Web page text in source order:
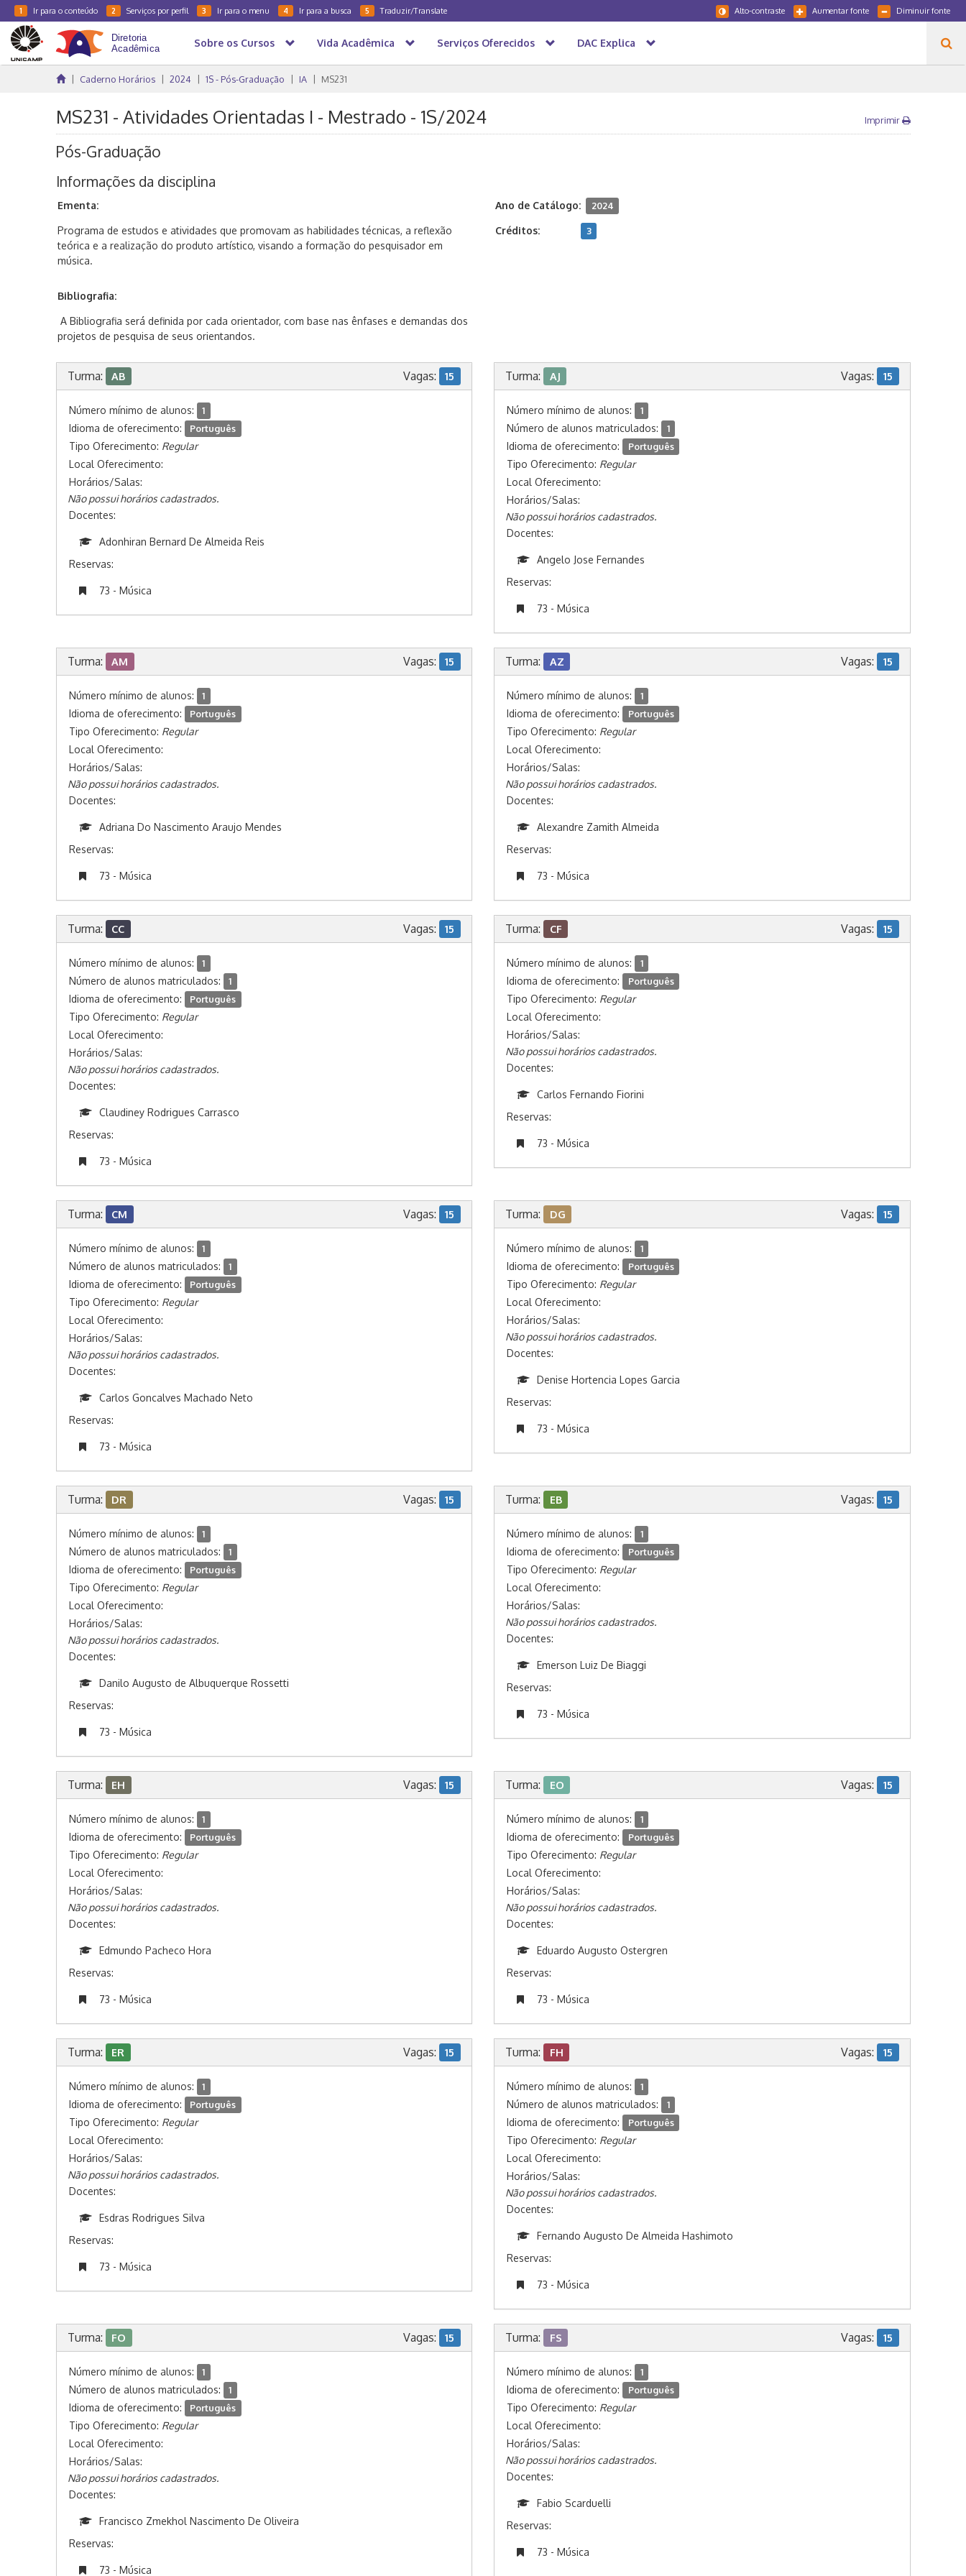
1 Ir para o conteúdo 2 Serviços por perfil 3 Ir para o menu 4 Ir para a busca 5 Traduzir/Translate Diminuir fonte
Aumentar fonte
Alto-contraste
Sobre os Cursos Vida Acadêmica Serviços Oferecidos DAC Explica
Caderno Horários 2024 1S - Pós-Graduação IA MS231
MS231 - Atividades Orientadas I - Mestrado - 1S/2024 Imprimir
Pós-Graduação
Informações da disciplina
Ementa:
Programa de estudos e atividades que promovam as habilidades técnicas, a reflexão
teórica e a realização do produto artístico, visando a formação do pesquisador em
música.
Bibliografia:
A Bibliografia será definida por cada orientador, com base nas ênfases e demandas dos
projetos de pesquisa de seus orientandos.
Ano de Catálogo: 2024
Créditos: 3
Turma: AB Vagas: 15
Número mínimo de alunos: 1
Idioma de oferecimento: Português
Tipo Oferecimento: Regular
Local Oferecimento:
Horários/Salas:
Não possui horários cadastrados.
Docentes:
Adonhiran Bernard De Almeida Reis
Reservas:
73 - Música
Turma: AJ Vagas: 15
Número mínimo de alunos: 1
Número de alunos matriculados: 1
Idioma de oferecimento: Português
Tipo Oferecimento: Regular
Local Oferecimento:
Horários/Salas:
Não possui horários cadastrados.
Docentes:
Angelo Jose Fernandes
Reservas:
73 - Música
Turma: AM Vagas: 15
Número mínimo de alunos: 1
Idioma de oferecimento: Português
Tipo Oferecimento: Regular
Local Oferecimento:
Horários/Salas:
Não possui horários cadastrados.
Docentes:
Adriana Do Nascimento Araujo Mendes
Reservas:
73 - Música
Turma: AZ Vagas: 15
Número mínimo de alunos: 1
Idioma de oferecimento: Português
Tipo Oferecimento: Regular
Local Oferecimento:
Horários/Salas:
Não possui horários cadastrados.
Docentes:
Alexandre Zamith Almeida
Reservas:
73 - Música
Turma: CC Vagas: 15
Número mínimo de alunos: 1
Número de alunos matriculados: 1
Idioma de oferecimento: Português
Tipo Oferecimento: Regular
Local Oferecimento:
Horários/Salas:
Não possui horários cadastrados.
Docentes:
Claudiney Rodrigues Carrasco
Reservas:
73 - Música
Turma: CF Vagas: 15
Número mínimo de alunos: 1
Idioma de oferecimento: Português
Tipo Oferecimento: Regular
Local Oferecimento:
Horários/Salas:
Não possui horários cadastrados.
Docentes:
Carlos Fernando Fiorini
Reservas:
73 - Música
Turma: CM Vagas: 15
Número mínimo de alunos: 1
Número de alunos matriculados: 1
Idioma de oferecimento: Português
Tipo Oferecimento: Regular
Local Oferecimento:
Horários/Salas:
Não possui horários cadastrados.
Docentes:
Carlos Goncalves Machado Neto
Reservas:
73 - Música
Turma: DG Vagas: 15
Número mínimo de alunos: 1
Idioma de oferecimento: Português
Tipo Oferecimento: Regular
Local Oferecimento:
Horários/Salas:
Não possui horários cadastrados.
Docentes:
Denise Hortencia Lopes Garcia
Reservas:
73 - Música
Turma: DR Vagas: 15
Número mínimo de alunos: 1
Número de alunos matriculados: 1
Idioma de oferecimento: Português
Tipo Oferecimento: Regular
Local Oferecimento:
Horários/Salas:
Não possui horários cadastrados.
Docentes:
Danilo Augusto de Albuquerque Rossetti
Reservas:
73 - Música
Turma: EB Vagas: 15
Número mínimo de alunos: 1
Idioma de oferecimento: Português
Tipo Oferecimento: Regular
Local Oferecimento:
Horários/Salas:
Não possui horários cadastrados.
Docentes:
Emerson Luiz De Biaggi
Reservas:
73 - Música
Turma: EH Vagas: 15
Número mínimo de alunos: 1
Idioma de oferecimento: Português
Tipo Oferecimento: Regular
Local Oferecimento:
Horários/Salas:
Não possui horários cadastrados.
Docentes:
Edmundo Pacheco Hora
Reservas:
73 - Música
Turma: EO Vagas: 15
Número mínimo de alunos: 1
Idioma de oferecimento: Português
Tipo Oferecimento: Regular
Local Oferecimento:
Horários/Salas:
Não possui horários cadastrados.
Docentes:
Eduardo Augusto Ostergren
Reservas:
73 - Música
Turma: ER Vagas: 15
Número mínimo de alunos: 1
Idioma de oferecimento: Português
Tipo Oferecimento: Regular
Local Oferecimento:
Horários/Salas:
Não possui horários cadastrados.
Docentes:
Esdras Rodrigues Silva
Reservas:
73 - Música
Turma: FH Vagas: 15
Número mínimo de alunos: 1
Número de alunos matriculados: 1
Idioma de oferecimento: Português
Tipo Oferecimento: Regular
Local Oferecimento:
Horários/Salas:
Não possui horários cadastrados.
Docentes:
Fernando Augusto De Almeida Hashimoto
Reservas:
73 - Música
Turma: FO Vagas: 15
Número mínimo de alunos: 1
Número de alunos matriculados: 1
Idioma de oferecimento: Português
Tipo Oferecimento: Regular
Local Oferecimento:
Horários/Salas:
Não possui horários cadastrados.
Docentes:
Francisco Zmekhol Nascimento De Oliveira
Reservas:
73 - Música
Turma: FS Vagas: 15
Número mínimo de alunos: 1
Idioma de oferecimento: Português
Tipo Oferecimento: Regular
Local Oferecimento:
Horários/Salas:
Não possui horários cadastrados.
Docentes:
Fabio Scarduelli
Reservas:
73 - Música